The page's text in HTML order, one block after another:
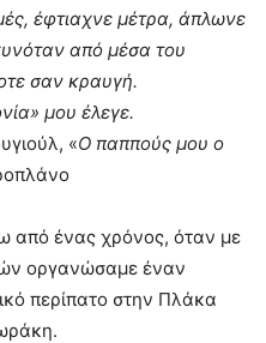
έφτιαχνε μέτρα, άπλωνε
από μέσα του
σαν κραυγή.
μου έλεγε.
«Ο παππούς μου ο
από ένας χρόνος, όταν με
οργανώσαμε έναν
περίπατο στην Πλάκα